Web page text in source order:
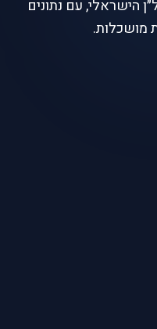
הישראלי, עם נתונים
מושכלות.